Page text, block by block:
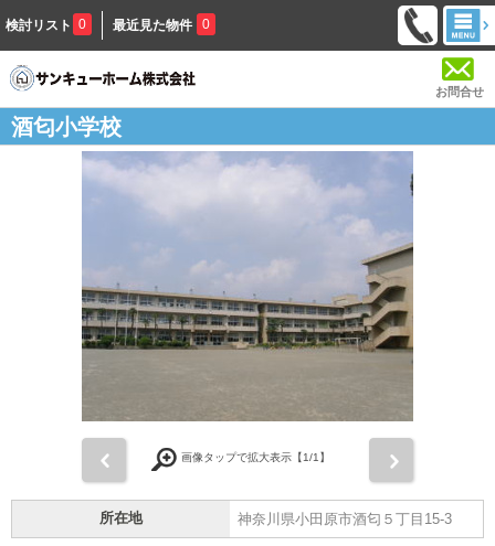
検討リスト 0 最近見た物件 0
お問合せ
酒匂小学校
画像タップで拡大表示【1/1】
所在地 神奈川県小田原市酒匂５丁目15-3